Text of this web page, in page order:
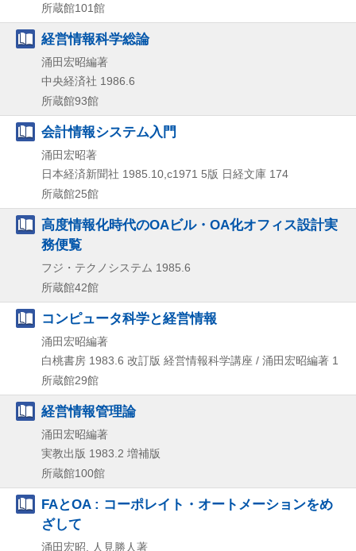
所蔵館101館
経営情報科学総論
涌田宏昭編著
中央経済社 1986.6
所蔵館93館
会計情報システム入門
涌田宏昭著
日本経済新聞社 1985.10,c1971 5版 日経文庫 174
所蔵館25館
高度情報化時代のOAビル・OA化オフィス設計実
務便覧
フジ・テクノシステム 1985.6
所蔵館42館
コンピュータ科学と経営情報
涌田宏昭編著
白桃書房 1983.6 改訂版 経営情報科学講座 / 涌田宏昭編著 1
所蔵館29館
経営情報管理論
涌田宏昭編著
実教出版 1983.2 増補版
所蔵館100館
FAとOA : コーポレイト・オートメーションをめ
ざして
涌田宏昭, 人見勝人著